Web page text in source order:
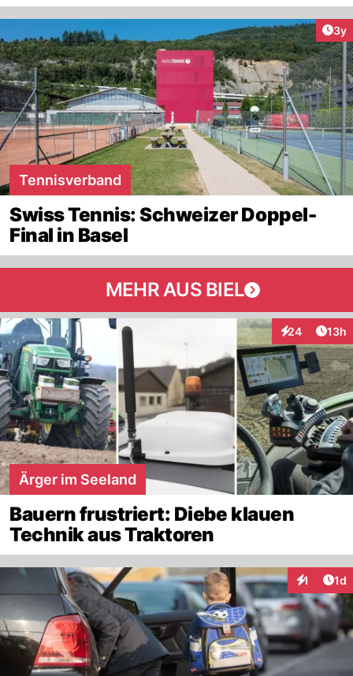
3y
Tennisverband
Swiss Tennis: Schweizer Doppel-
Final in Basel
MEHR AUS BIEL
24
Interaktionen
13h
Ärger im Seeland
Bauern frustriert: Diebe klauen
Technik aus Traktoren
1 1d